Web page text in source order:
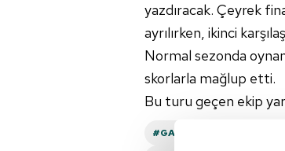
yazdıracak. Çeyrek
ayrılırken, ikinci
Normal sezonda
skorlarla mağlup etti.
Bu turu geçen ekip
#GALATASARAY